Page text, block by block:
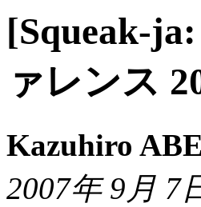
[Squeak-
ァレンス
Kazuhiro ABE
2007年 9月 7